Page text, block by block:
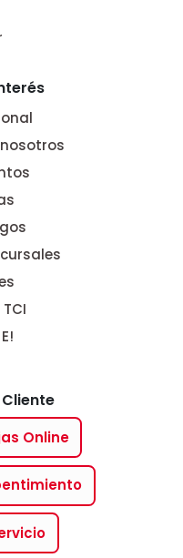
Online